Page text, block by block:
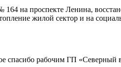
на проспекте Ленина,
жилой сектор и на
спасибо рабочим ГП «Северный